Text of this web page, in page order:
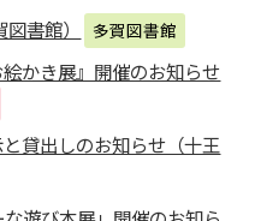
書館） 多賀図書館
絵かき展』開催のお知らせ
貸出しのお知らせ（十王